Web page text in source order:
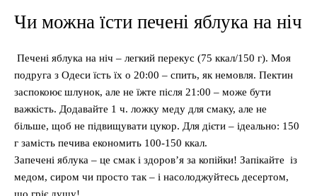
Чи можна їсти печені яблука на ніч
Печені яблука на ніч – легкий перекус (75 ккал/150 г). Моя
подруга з Одеси їсть їх о 20:00 – спить, як немовля. Пектин
заспокоює шлунок, але не їжте після 21:00 – може бути
важкість. Додавайте 1 ч. ложку меду для смаку, але не
більше, щоб не підвищувати цукор. Для дієти – ідеально: 150
г замість печива економить 100-150 ккал.
Запечені яблука – це смак і здоров’я за копійки! Запікайте із
медом, сиром чи просто так – і насолоджуйтесь десертом,